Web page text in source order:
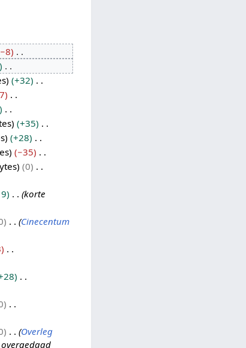
−8
+32
+35
+28
−35
0
korte
Cinecentum
Overleg